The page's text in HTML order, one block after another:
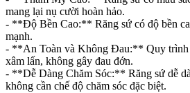
mang lại nụ cười hoàn hảo.
- **Độ Bền Cao:** Răng sứ có độ bền
mạnh.
- **An Toàn và Không Đau:** Quy trình
xâm lấn, không gây đau đớn.
- **Dễ Dàng Chăm Sóc:** Răng sứ dễ
không cần chế độ chăm sóc đặc biệt.